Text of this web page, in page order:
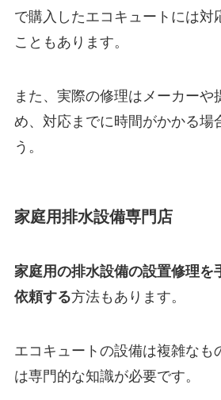
で購入したエコキュートには対
こともあります。
また、実際の修理はメーカーや
め、対応までに時間がかかる場
う。
家庭用排水設備専門店
家庭用の排水設備の設置修理を
依頼する方法もあります。
エコキュートの設備は複雑なも
は専門的な知識が必要です。